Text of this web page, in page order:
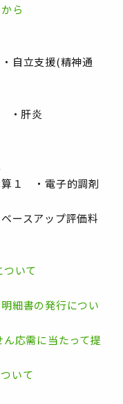
ら
自立支援(精神通
) ・肝炎
算１ ・電子的調剤
ースアップ評価料
いて
細書の発行につい
応需に当たって提
いて